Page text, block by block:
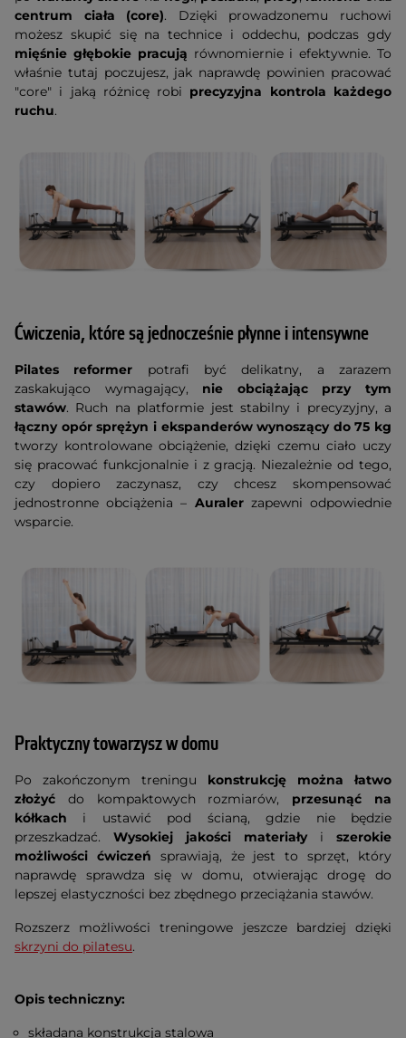
centrum ciała (core). Dzięki prowadzonemu ruchowi
możesz skupić się na technice i oddechu, podczas gdy
mięśnie głębokie pracują równomiernie i efektywnie. To
właśnie tutaj poczujesz, jak naprawdę powinien pracować
"core" i jaką różnicę robi precyzyjna kontrola każdego
ruchu.
Ćwiczenia, które są jednocześnie płynne i intensywne
Pilates reformer potrafi być delikatny, a zarazem
zaskakująco wymagający, nie obciążając przy tym
stawów. Ruch na platformie jest stabilny i precyzyjny, a
łączny opór sprężyn i ekspanderów wynoszący do 75 kg
tworzy kontrolowane obciążenie, dzięki czemu ciało uczy
się pracować funkcjonalnie i z gracją. Niezależnie od tego,
czy dopiero zaczynasz, czy chcesz skompensować
jednostronne obciążenia – Auraler zapewni odpowiednie
wsparcie.
Praktyczny towarzysz w domu
Po zakończonym treningu konstrukcję można łatwo
złożyć do kompaktowych rozmiarów, przesunąć na
kółkach i ustawić pod ścianą, gdzie nie będzie
przeszkadzać. Wysokiej jakości materiały i
szerokie
możliwości ćwiczeń sprawiają, że jest to sprzęt, który
naprawdę sprawdza się w domu, otwierając drogę do
lepszej elastyczności bez zbędnego przeciążania stawów.
Rozszerz możliwości treningowe jeszcze bardziej dzięki
skrzyni do pilatesu.
Opis techniczny:
składana konstrukcja stalowa